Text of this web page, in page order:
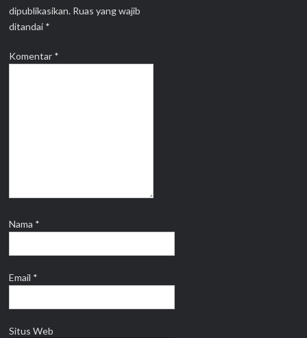
dipublikasikan. Ruas yang wajib
ditandai *
Komentar *
Nama *
Email *
Situs Web